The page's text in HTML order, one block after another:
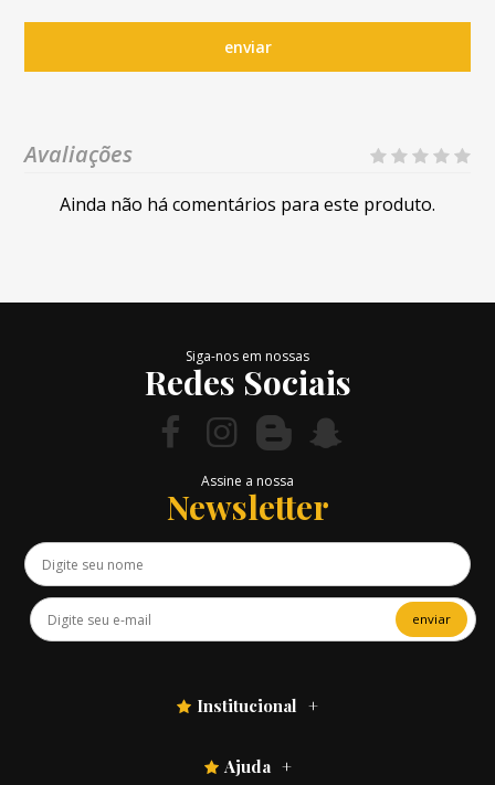
enviar
Avaliações
Ainda não há comentários para este produto.
Siga-nos em nossas
Redes Sociais
Assine a nossa
Newsletter
enviar
Institucional
Ajuda